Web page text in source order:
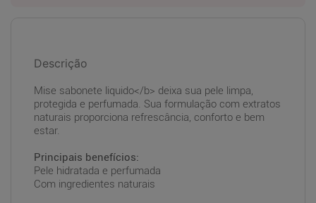
Descrição
Mise sabonete liquido</b> deixa sua pele limpa,
protegida e perfumada. Sua formulação com extratos
naturais proporciona refrescância, conforto e bem
estar.
Principais benefícios:
Pele hidratada e perfumada
Com ingredientes naturais